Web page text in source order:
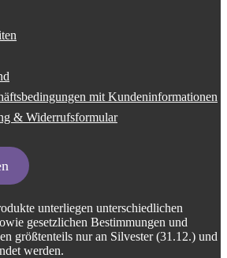
mit Kundeninformationen
& Widerrufsformular
unterliegen unterschiedlichen
gesetzlichen Bestimmungen und
größtenteils nur an Silvester (31.12.) und
werden.